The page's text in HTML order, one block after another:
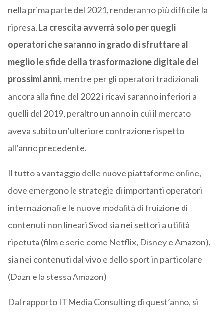
nella prima parte del 2021, renderanno più difficile la
ripresa. La crescita avverrà solo per quegli
operatori che saranno in grado di sfruttare al
meglio le sfide della trasformazione digitale dei
prossimi anni,mentre per gli operatori tradizionali
ancora alla fine del 2022 i ricavi saranno inferiori a
quelli del 2019, peraltro un anno in cui il mercato
aveva subito un’ulteriore contrazione rispetto
all’anno precedente.
Il tutto a vantaggio delle nuove piattaforme online,
dove emergono le strategie di importanti operatori
internazionali e le nuove modalità di fruizione di
contenuti non lineari Svod sia nei settori a utilità
ripetuta (film e serie come Netflix, Disney e Amazon),
sia nei contenuti dal vivo e dello sport in particolare
(Dazn e la stessa Amazon)
Dal rapporto ITMedia Consulting di quest’anno, si